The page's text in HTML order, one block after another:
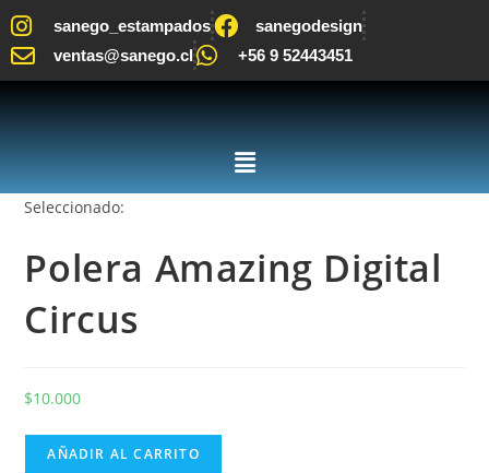
sanego_estampados
sanegodesign
ventas@sanego.cl
+56 9 52443451
Seleccionado:
Polera Amazing Digital
Circus
$10.000
AÑADIR AL CARRITO